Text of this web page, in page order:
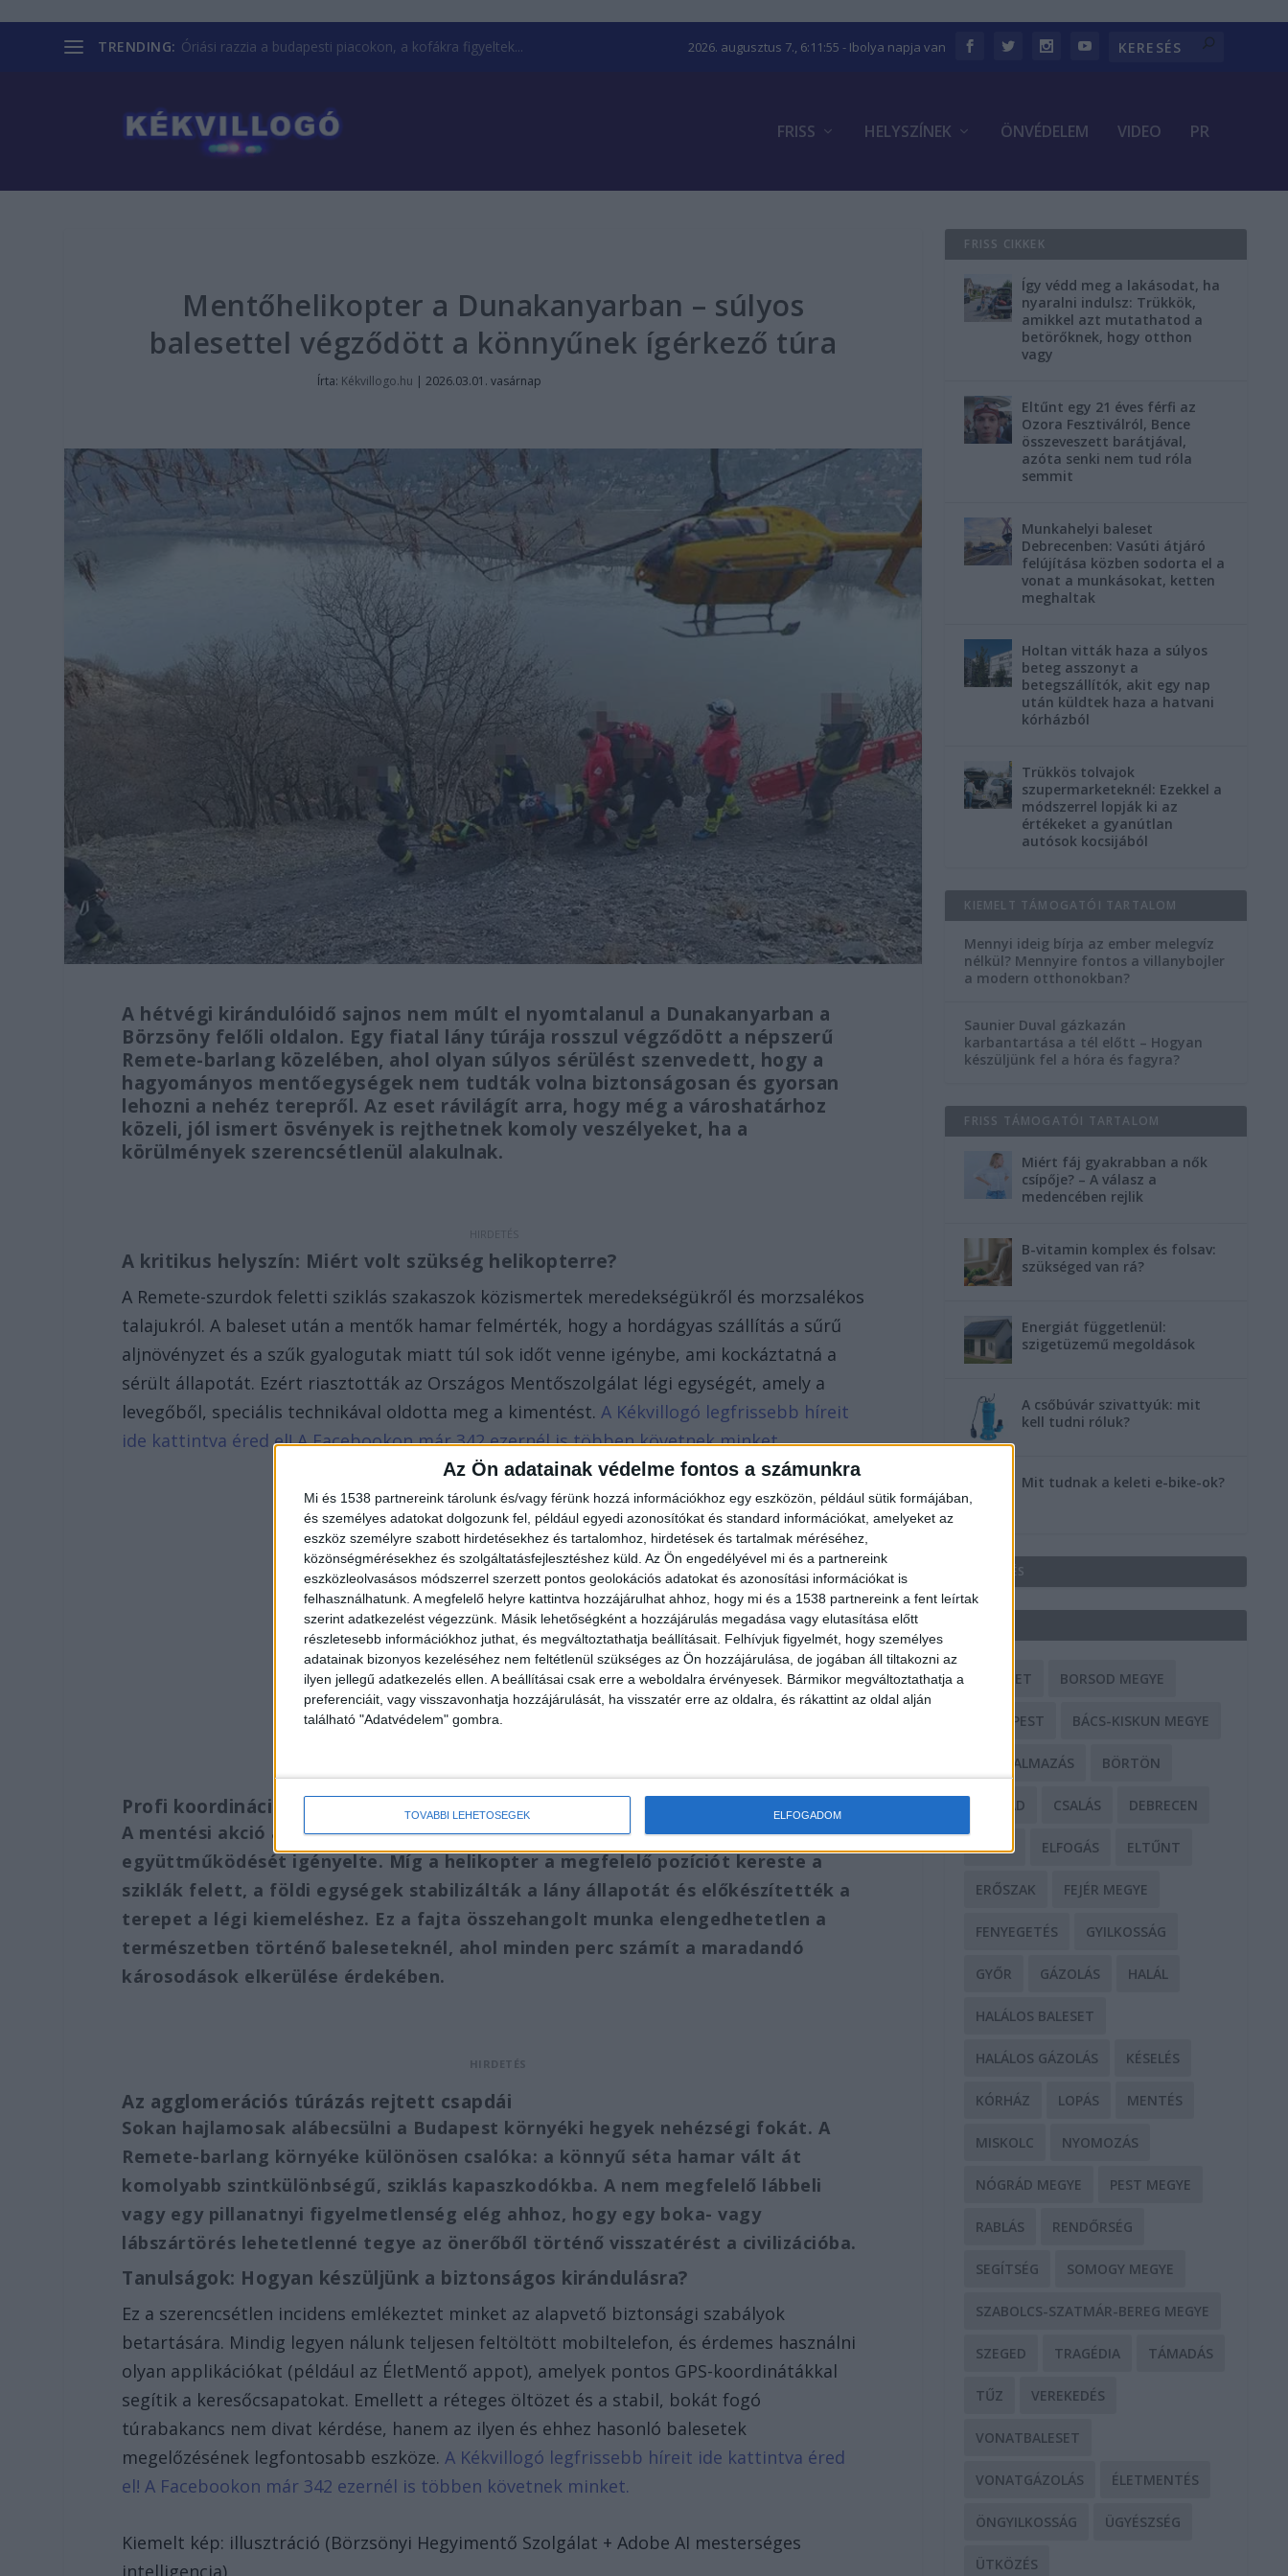
Az Ön adatainak védelme fontos a számunkra
Mi és 1538 partnereink tárolunk és/vagy férünk hozzá információkhoz egy eszközön, például sütik formájában,
és személyes adatokat dolgozunk fel, például egyedi azonosítókat és standard információkat, amelyeket az
eszköz személyre szabott hirdetésekhez és tartalomhoz, hirdetések és tartalmak méréséhez,
közönségmérésekhez és szolgáltatásfejlesztéshez küld. Az Ön engedélyével mi és a partnereink
eszközleolvasásos módszerrel szerzett pontos geolokációs adatokat és azonosítási információkat is
felhasználhatunk. A megfelelő helyre kattintva hozzájárulhat ahhoz, hogy mi és a 1538 partnereink a fent leírtak
szerint adatkezelést végezzünk. Másik lehetőségként a hozzájárulás megadása vagy elutasítása előtt
részletesebb információkhoz juthat, és megváltoztathatja beállításait. Felhívjuk figyelmét, hogy személyes
adatainak bizonyos kezeléséhez nem feltétlenül szükséges az Ön hozzájárulása, de jogában áll tiltakozni az
ilyen jellegű adatkezelés ellen. A beállításai csak erre a weboldalra érvényesek. Bármikor megváltoztathatja a
preferenciáit, vagy visszavonhatja hozzájárulását, ha visszatér erre az oldalra, és rákattint az oldal alján
található "Adatvédelem" gombra.
TOVÁBBI LEHETŐSÉGEK ELFOGADOM
TRENDING: Óriási razzia a budapesti piacokon, a kofákra figyeltek... 2026. augusztus 7., 6:11:56 - Ibolya napja van
FRISS HELYSZÍNEK ÖNVÉDELEM VIDEO PR
Mentőhelikopter a Dunakanyarban – súlyos
balesettel végződött a könnyűnek ígérkező túra
Írta: Kékvillogo.hu |2026.03.01. vasárnap
A hétvégi kirándulóidő sajnos nem múlt el nyomtalanul a Dunakanyarban a
Börzsöny felőli oldalon. Egy fiatal lány túrája rosszul végződött a népszerű
Remete-barlang közelében, ahol olyan súlyos sérülést szenvedett, hogy a
hagyományos mentőegységek nem tudták volna biztonságosan és gyorsan
lehozni a nehéz terepről. Az eset rávilágít arra, hogy még a városhatárhoz
közeli, jól ismert ösvények is rejthetnek komoly veszélyeket, ha a
körülmények szerencsétlenül alakulnak.
A kritikus helyszín: Miért volt szükség helikopterre?
A Remete-szurdok feletti sziklás szakaszok közismertek meredekségükről és morzsalékos
talajukról. A baleset után a mentők hamar felmérték, hogy a hordágyas szállítás a sűrű
aljnövényzet és a szűk gyalogutak miatt túl sok időt venne igénybe, ami kockáztatná a
sérült állapotát. Ezért riasztották az Országos Mentőszolgálat légi egységét, amely a
levegőből, speciális technikával oldotta meg a kimentést.A Kékvillogó legfrissebb híreit
ide kattintva éred el! A Facebookon már 342 ezernél is többen követnek minket.
Profi koordináció a vészhelyzetben
A mentési akció a hatóságok és az önkéntes mentőszervezetek precíz
együttműködését igényelte. Míg a helikopter a megfelelő pozíciót kereste a
sziklák felett, a földi egységek stabilizálták a lány állapotát és előkészítették a
terepet a légi kiemeléshez. Ez a fajta összehangolt munka elengedhetetlen a
természetben történő baleseteknél, ahol minden perc számít a maradandó
károsodások elkerülése érdekében.
Az agglomerációs túrázás rejtett csapdái
Sokan hajlamosak alábecsülni a Budapest környéki hegyek nehézségi fokát. A
Remete-barlang környéke különösen csalóka: a könnyű séta hamar vált át
komolyabb szintkülönbségű, sziklás kapaszkodókba. A nem megfelelő lábbeli
vagy egy pillanatnyi figyelmetlenség elég ahhoz, hogy egy boka- vagy
lábszártörés lehetetlenné tegye az önerőből történő visszatérést a civilizációba.
Tanulságok: Hogyan készüljünk a biztonságos kirándulásra?
Ez a szerencsétlen incidens emlékeztet minket az alapvető biztonsági szabályok
betartására. Mindig legyen nálunk teljesen feltöltött mobiltelefon, és érdemes használni
olyan applikációkat (például az ÉletMentő appot), amelyek pontos GPS-koordinátákkal
segítik a keresőcsapatokat. Emellett a réteges öltözet és a stabil, bokát fogó
túrabakancs nem divat kérdése, hanem az ilyen és ehhez hasonló balesetek
megelőzésének legfontosabb eszköze. A Kékvillogó legfrissebb híreit ide kattintva éred
el! A Facebookon már 342 ezernél is többen követnek minket.
Kiemelt kép: illusztráció (Börzsönyi Hegyimentő Szolgálat + Adobe AI mesterséges
intelligencia)
FRISS CIKKEK
Így védd meg a lakásodat, ha
nyaralni indulsz: Trükkök,
amikkel azt mutathatod a
betörőknek, hogy otthon
vagy
Eltűnt egy 21 éves férfi az
Ozora Fesztiválról, Bence
összeveszett barátjával,
azóta senki nem tud róla
semmit
Munkahelyi baleset
Debrecenben: Vasúti átjáró
felújítása közben sodorta el a
vonat a munkásokat, ketten
meghaltak
Holtan vitták haza a súlyos
beteg asszonyt a
betegszállítók, akit egy nap
után küldtek haza a hatvani
kórházból
Trükkös tolvajok
szupermarketeknél: Ezekkel a
módszerrel lopják ki az
értékeket a gyanútlan
autósok kocsijából
KIEMELT TÁMOGATÓI TARTALOM
Mennyi ideig bírja az ember melegvíz
nélkül? Mennyire fontos a villanybojler
a modern otthonokban?
Saunier Duval gázkazán
karbantartása a tél előtt – Hogyan
készüljünk fel a hóra és fagyra?
FRISS TÁMOGATÓI TARTALOM
Miért fáj gyakrabban a nők
csípője? – A válasz a
medencében rejlik
B-vitamin komplex és folsav:
szükséged van rá?
Energiát függetlenül:
szigetüzemű megoldások
A csőbúvár szivattyúk: mit
kell tudni róluk?
Mit tudnak a keleti e-bike-ok?
HIRDETÉS
BALESET BORSOD MEGYE
BUDAPEST BÁCS-KISKUN MEGYE
BÁNTALMAZÁS BÖRTÖN
CSALÁD CSALÁS DEBRECEN
DROG ELFOGÁS ELTŰNT
ERŐSZAK FEJÉR MEGYE
FENYEGETÉS GYILKOSSÁG
GYŐR GÁZOLÁS HALÁL
HALÁLOS BALESET
HALÁLOS GÁZOLÁS KÉSELÉS
KÓRHÁZ LOPÁS MENTÉS
MISKOLC NYOMOZÁS
NÓGRÁD MEGYE PEST MEGYE
RABLÁS RENDŐRSÉG
SEGÍTSÉG SOMOGY MEGYE
SZABOLCS-SZATMÁR-BEREG MEGYE
SZEGED TRAGÉDIA TÁMADÁS
TŰZ VEREKEDÉS
VONATBALESET
VONATGÁZOLÁS ÉLETMENTÉS
ÖNGYILKOSSÁG ÜGYÉSZSÉG
ÜTKÖZÉS